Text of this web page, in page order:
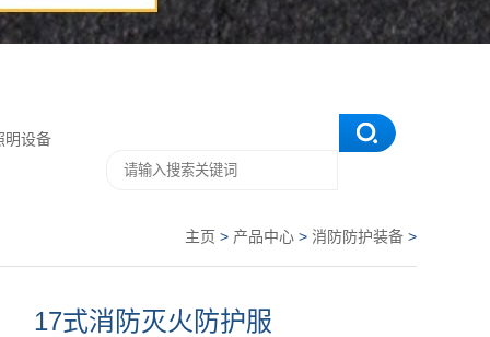
明设备
主页 > 产品中心 > 消防防护装备 >
17式消防灭火防护服